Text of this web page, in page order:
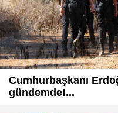
Cumhurbaşkanı
gündemde!...